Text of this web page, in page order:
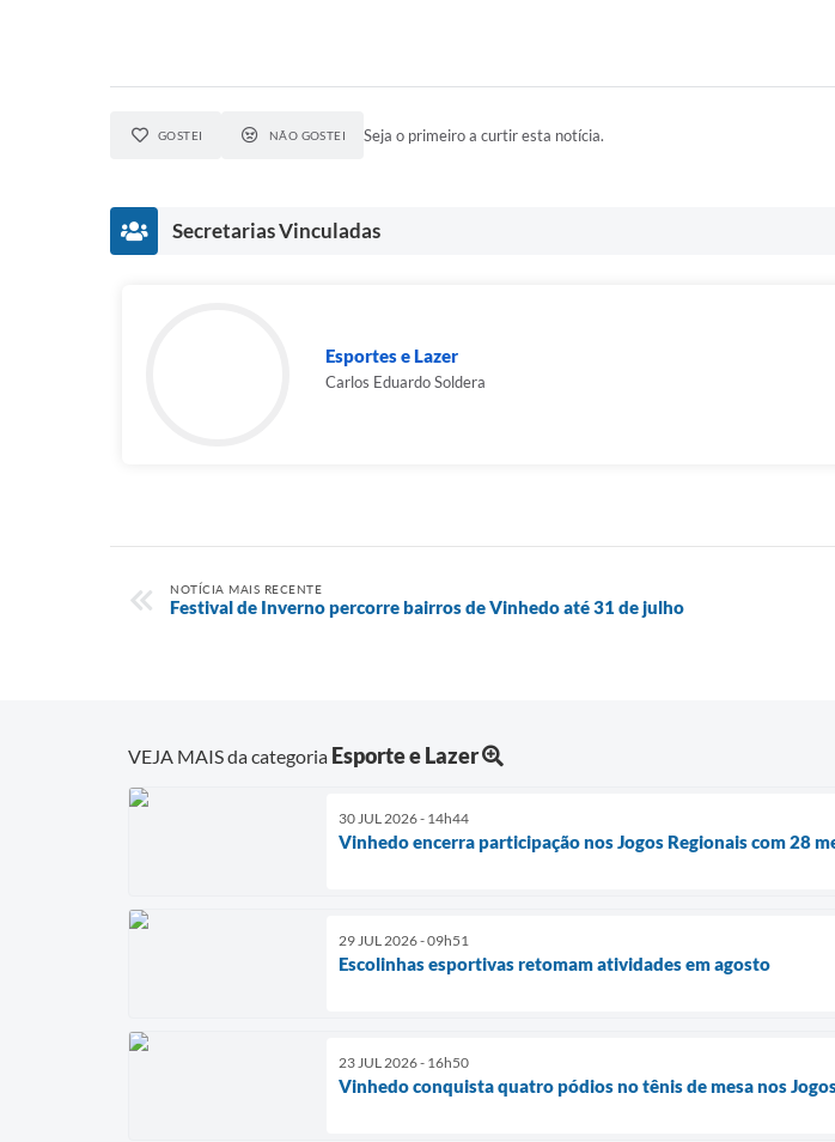
GOSTEI NÃO GOSTEI Seja o primeiro a curtir esta notícia.
Secretarias Vinculadas
Esportes e Lazer
Carlos Eduardo Soldera
NOTÍCIA MAIS RECENTE
Festival de Inverno percorre bairros de Vinhedo até 31 de julho
VEJA MAIS da categoria Esporte e Lazer
30 JUL 2026 - 14h44
Vinhedo encerra participação nos Jogos Regionais com 28
29 JUL 2026 - 09h51
Escolinhas esportivas retomam atividades em agosto
23 JUL 2026 - 16h50
Vinhedo conquista quatro pódios no tênis de mesa nos